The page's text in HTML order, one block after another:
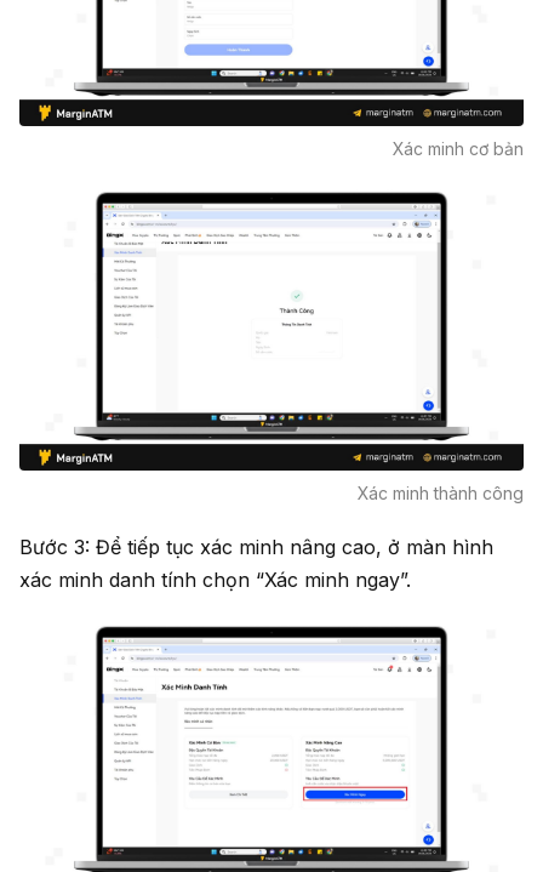
Xác minh cơ bản
Xác minh thành công
Bước 3: Để tiếp tục xác minh nâng cao, ở màn hình
xác minh danh tính chọn “Xác minh ngay”.